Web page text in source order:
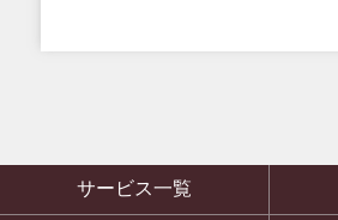
サービス一覧